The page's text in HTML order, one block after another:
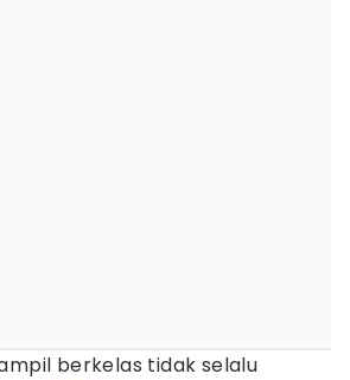
berkelas tidak selalu